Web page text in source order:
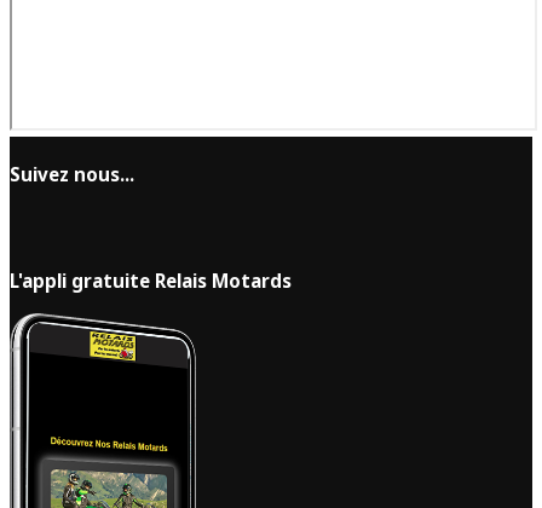
Suivez nous...
L'appli gratuite Relais Motards